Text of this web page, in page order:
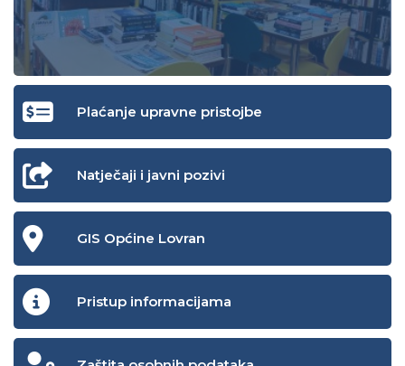
Plaćanje upravne pristojbe
Natječaji i javni pozivi
GIS Općine Lovran
Pristup informacijama